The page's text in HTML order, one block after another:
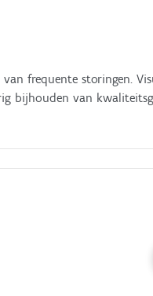
frequente storingen.
bijhouden van